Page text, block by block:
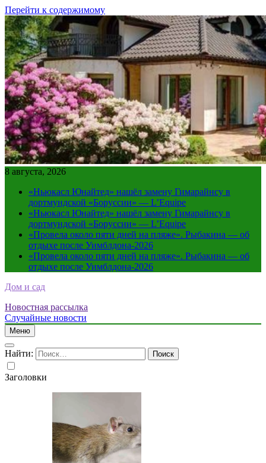
Перейти к содержимому
8 августа, 2026
«Ньюкасл Юнайтед» нашёл замену Гимарайнсу в
дортмундской «Боруссии» — L’Equipe
«Ньюкасл Юнайтед» нашёл замену Гимарайнсу в
дортмундской «Боруссии» — L’Equipe
«Провела около пяти дней на пляже». Рыбакина — об
отдыхе после Уимблдона-2026
«Провела около пяти дней на пляже». Рыбакина — об
отдыхе после Уимблдона-2026
Дом и сад
Новостная рассылка
Случайные новости
Меню
Найти:
Заголовки